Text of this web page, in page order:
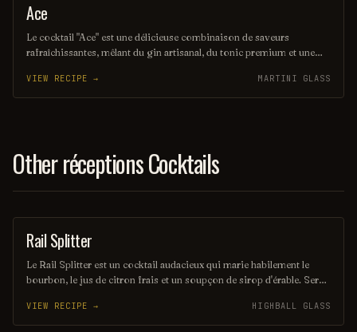
COCKTAIL
Ace
Le cocktail "Ace" est une délicieuse combinaison de saveurs
rafraîchissantes, mêlant du gin artisanal, du tonic premium et une
concombre, il offre une expérience à la fois élégante et désaltérante,
parfaite pour les soirées estivales. Son équilibre subtil en fait un
VIEW RECIPE → MARTINI GLASS
Other réceptions Cocktails
COCKTAIL
Rail Splitter
Le Rail Splitter est un cocktail audacieux qui marie habilement le
bourbon, le jus de citron frais et un soupçon de sirop d'érable. Servi
évoquant les saveurs rustiques du terroir américain. Parfait pour les
amateurs de cocktails classiques revisités, il saura séduire vos
VIEW RECIPE → HIGHBALL GLASS